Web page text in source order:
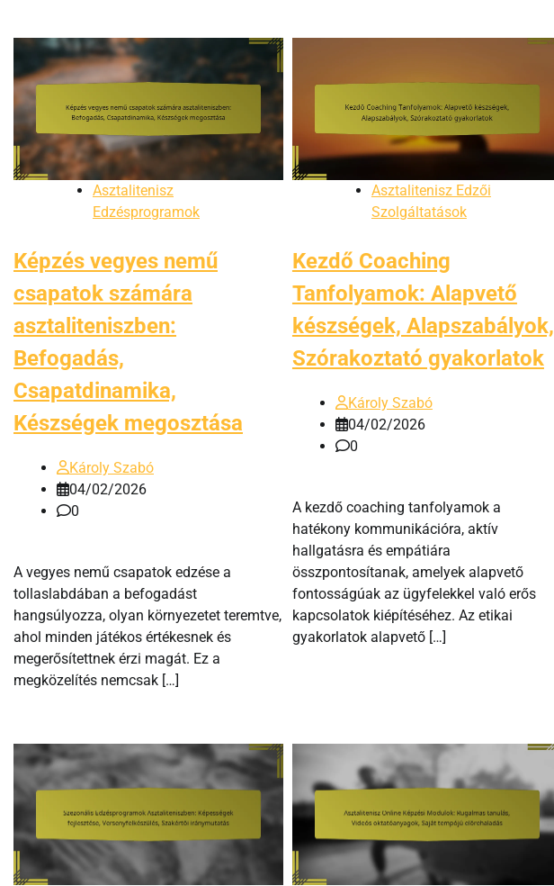
Asztalitenisz
Edzésprogramok
Képzés vegyes nemű
csapatok számára
asztaliteniszben:
Befogadás,
Csapatdinamika,
Készségek megosztása
Károly Szabó
04/02/2026
0
A vegyes nemű csapatok edzése a
tollaslabdában a befogadást
hangsúlyozza, olyan környezetet teremtve,
ahol minden játékos értékesnek és
megerősítettnek érzi magát. Ez a
megközelítés nemcsak […]
Asztalitenisz Edzői
Szolgáltatások
Kezdő Coaching
Tanfolyamok: Alapvető
készségek, Alapszabályok,
Szórakoztató gyakorlatok
Károly Szabó
04/02/2026
0
A kezdő coaching tanfolyamok a
hatékony kommunikációra, aktív
hallgatásra és empátiára
összpontosítanak, amelyek alapvető
fontosságúak az ügyfelekkel való erős
kapcsolatok kiépítéséhez. Az etikai
gyakorlatok alapvető […]